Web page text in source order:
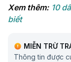
Xem thêm: 10
biết
MIỄN TRỪ
Thông tin được